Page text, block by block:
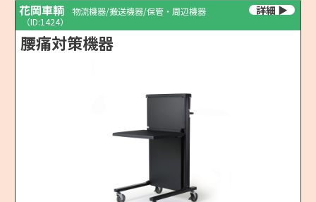
花岡車輌
物流機器/搬送機器/保管・周辺機器
（ID:1424）
腰痛対策機器